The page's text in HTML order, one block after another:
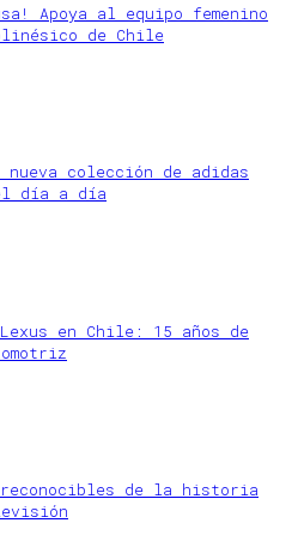
Apoya al equipo femenino
de Chile
colección de adidas
día a día
en Chile: 15 años de
reconocibles de la historia